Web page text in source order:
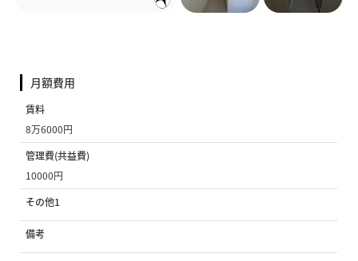
月額費用
賃料
8万6000円
管理費(共益費)
10000円
その他1
備考